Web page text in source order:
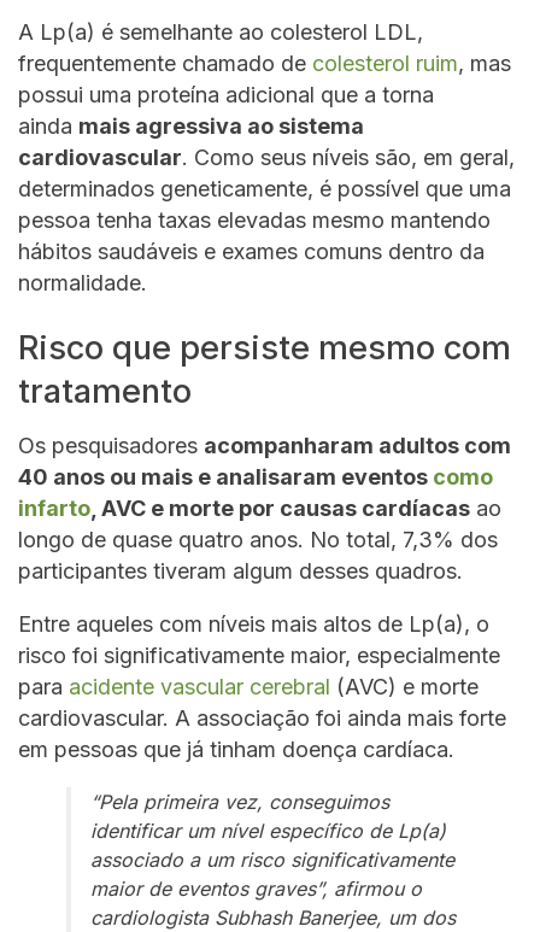
A Lp(a) é semelhante ao colesterol LDL,
frequentemente chamado de colesterol ruim, mas
possui uma proteína adicional que a torna
ainda mais agressiva ao sistema
cardiovascular. Como seus níveis são, em geral,
determinados geneticamente, é possível que uma
pessoa tenha taxas elevadas mesmo mantendo
hábitos saudáveis e exames comuns dentro da
normalidade.
Risco que persiste mesmo com
tratamento
Os pesquisadores acompanharam adultos com
40 anos ou mais e analisaram eventos como
infarto , AVC e morte por causas cardíacas ao
longo de quase quatro anos. No total, 7,3% dos
participantes tiveram algum desses quadros.
Entre aqueles com níveis mais altos de Lp(a), o
risco foi significativamente maior, especialmente
para acidente vascular cerebral (AVC) e morte
cardiovascular. A associação foi ainda mais forte
em pessoas que já tinham doença cardíaca.
“Pela primeira vez, conseguimos
identificar um nível específico de Lp(a)
associado a um risco significativamente
maior de eventos graves”, afirmou o
cardiologista Subhash Banerjee, um dos